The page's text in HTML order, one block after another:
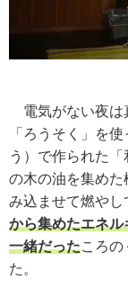
電気がない夜は
「ろうそく」を
う）で作られた
の木の油を集め
み込ませて燃やし
から集めたエネ
一緒だったころの
た。